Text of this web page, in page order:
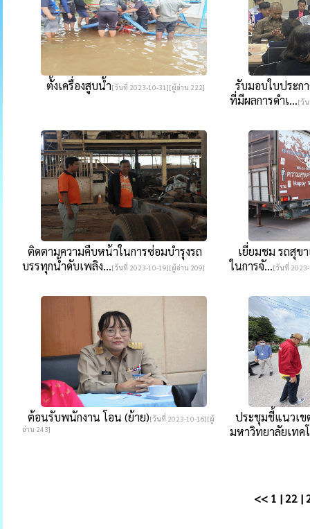
ตั้งเครื่องสูบน้ำ[วันที่ 2023-10-31][ผู้อ่าน 222]
รับมอบใบประก
ที่มีผลการดำเ...[วั
ติดตามความคืบหน้าในการซ่อมบำรุงรถ
บรรทุกน้ำดับเพลิง...[วันที่ 2023-10-19][ผู้อ่าน 209]
เยี่ยมชม รถสุข
ในการจั...[วันที่
ต้อนรับพนักงาน โอน (ย้าย)[วันที่ 2023-10-16][ผู้
อ่าน 243]
ประชุมชี้แนวเข
มหาวิทยาลัยเทค
<< 1 |22 |